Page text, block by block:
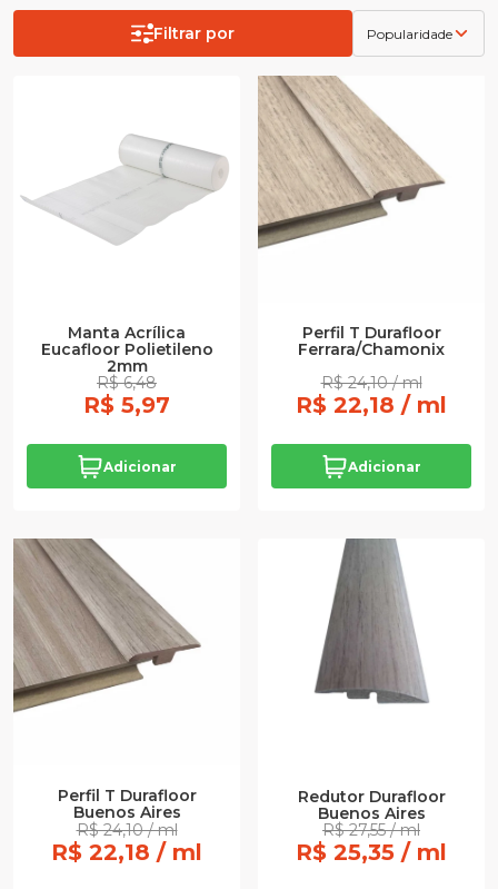
Filtrar por Popularidade
Manta Acrílica
Eucafloor Polietileno
2mm
R$ 6,48
R$ 5,97
Adicionar
Perfil T Durafloor
Ferrara/Chamonix
R$ 24,10 / ml
R$ 22,18 / ml
Adicionar
Perfil T Durafloor
Buenos Aires
R$ 24,10 / ml
R$ 22,18 / ml
Redutor Durafloor
Buenos Aires
R$ 27,55 / ml
R$ 25,35 / ml